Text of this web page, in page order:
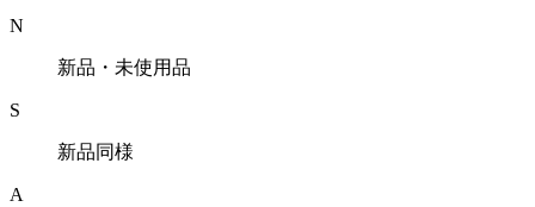
N
新品・未使用品
S
新品同様
A